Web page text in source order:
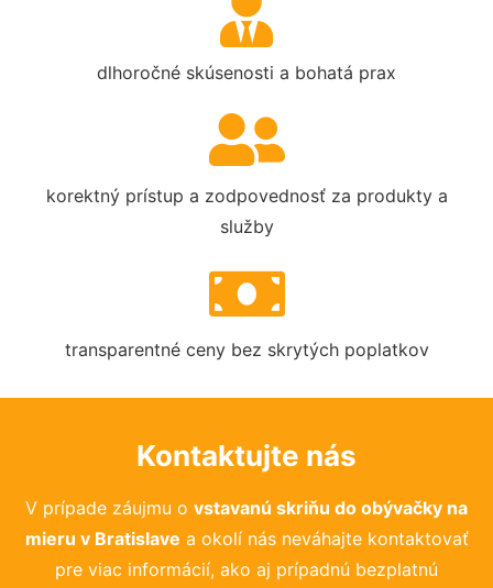
dlhoročné skúsenosti a bohatá prax
korektný prístup a zodpovednosť za produkty a
služby
transparentné ceny bez skrytých poplatkov
Kontaktujte nás
V prípade záujmu o vstavanú skriňu do obývačky na
mieru v Bratislave a okolí nás neváhajte kontaktovať
pre viac informácií, ako aj prípadnú bezplatnú